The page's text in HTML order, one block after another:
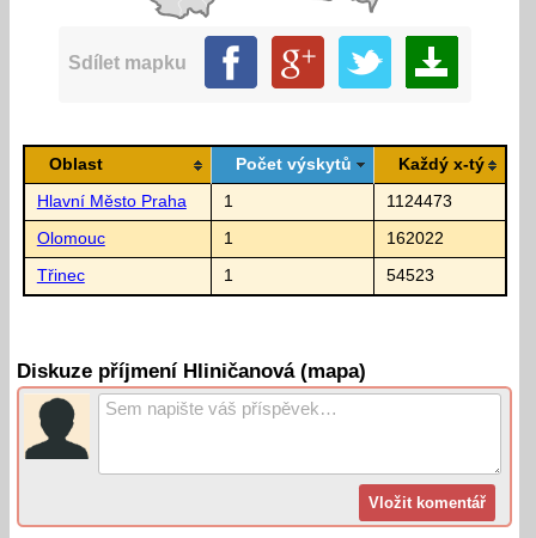
Sdílet mapku
Oblast Počet výskytů Každý x-tý
Hlavní Město Praha 1 1124473
Olomouc 1 162022
Třinec 1 54523
Diskuze příjmení Hliničanová (mapa)